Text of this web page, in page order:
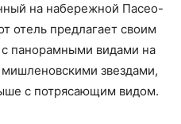
на набережной Пасео-
отель предлагает своим
панорамными видами на
звездами,
с потрясающим видом.